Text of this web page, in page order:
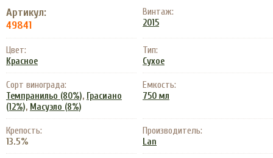
Артикул:
49841
Винтаж:
2015
Цвет:
Красное
Тип:
Сухое
Сорт винограда:
Темпранильо (80%), Грасиано
(12%), Масуэло (8%)
Емкость:
750 мл
Крепость:
13.5%
Производитель:
Lan